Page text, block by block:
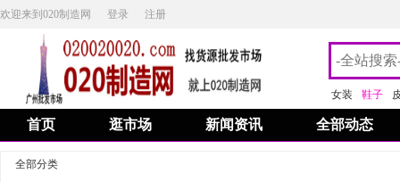
欢迎来到020制造网 登录 注册
女装 鞋子
首页 逛市场 新闻资讯 全部动态
全部分类